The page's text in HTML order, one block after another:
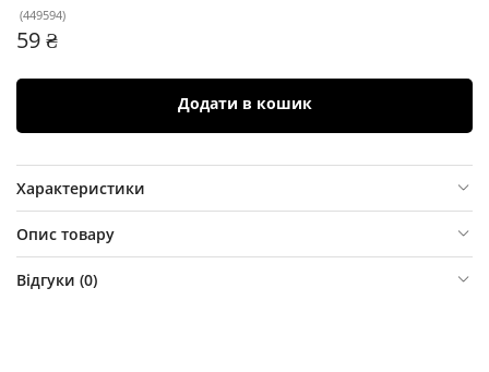
(449594)
59 ₴
Додати в кошик
Характеристики
Опис товару
Відгуки (0)